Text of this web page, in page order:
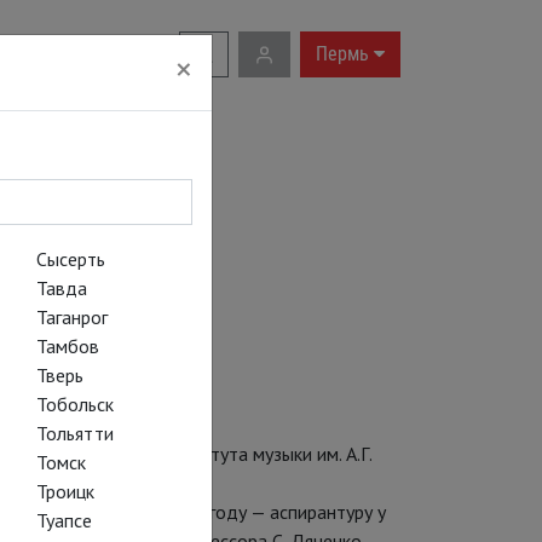
Пермь
института музыки им. А.Г.
Чайковского, в 2009 году — аспирантуру у
×
Сысерть
Тавда
Таганрог
Тамбов
Тверь
Тобольск
Тольятти
Томск
Троицк
Туапсе